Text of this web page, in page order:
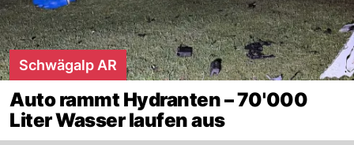
Schwägalp AR
Auto rammt Hydranten – 70'000
Liter Wasser laufen aus